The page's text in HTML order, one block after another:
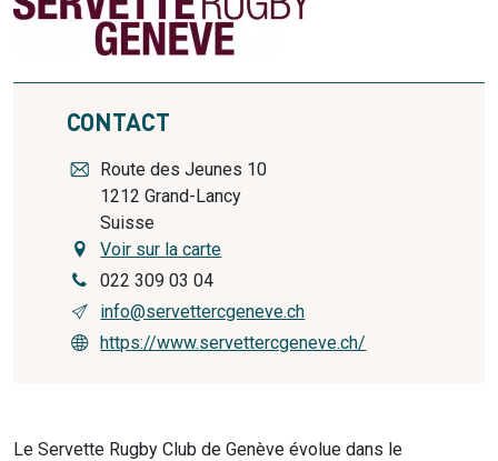
CONTACT
Route des Jeunes 10
1212 Grand-Lancy
Suisse
Voir sur la carte
022 309 03 04
info@servettercgeneve.ch
https://www.servettercgeneve.ch/
Le Servette Rugby Club de Genève évolue dans le